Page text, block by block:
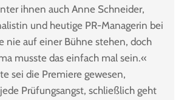
ihnen auch Anne Schneider,
und heutige PR-Managerin bei
nie auf einer Bühne stehen, doch
musste das einfach mal sein.«
sei die Premiere gewesen,
Prüfungsangst, schließlich geht